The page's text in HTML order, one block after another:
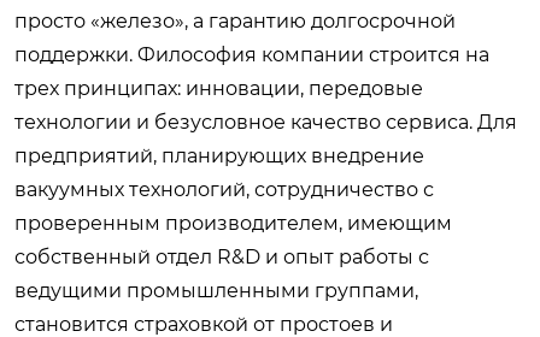
просто «железо», а гарантию долгосрочной
поддержки. Философия компании строится на
трех принципах: инновации, передовые
технологии и безусловное качество сервиса. Для
предприятий, планирующих внедрение
вакуумных технологий, сотрудничество с
проверенным производителем, имеющим
собственный отдел R&D и опыт работы с
ведущими промышленными группами,
становится страховкой от простоев и